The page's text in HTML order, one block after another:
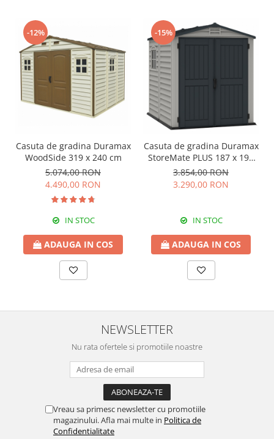
-12%
Casuta de gradina Duramax
WoodSide 319 x 240 cm
5.074,00 RON
4.490,00 RON
IN STOC
ADAUGA IN COS
-15%
Casuta de gradina Duramax
StoreMate PLUS 187 x 190
cm
3.854,00 RON
3.290,00 RON
IN STOC
ADAUGA IN COS
NEWSLETTER
Nu rata ofertele si promotiile noastre
Vreau sa primesc newsletter cu promotiile
magazinului. Afla mai multe in Politica de
Confidentialitate